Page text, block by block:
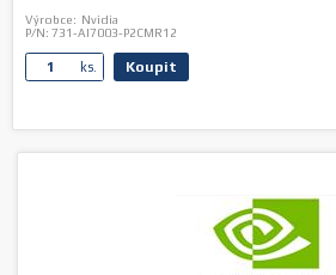
Výrobce: Nvidia
P/N: 731-AI7003-P2CMR12
ks. Koupit